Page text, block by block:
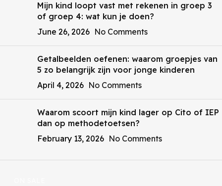
Mijn kind loopt vast met rekenen in groep 3
of groep 4: wat kun je doen?
June 26, 2026 No Comments
Getalbeelden oefenen: waarom groepjes van
5 zo belangrijk zijn voor jonge kinderen
April 4, 2026 No Comments
Waarom scoort mijn kind lager op Cito of IEP
dan op methodetoetsen?
February 13, 2026 No Comments